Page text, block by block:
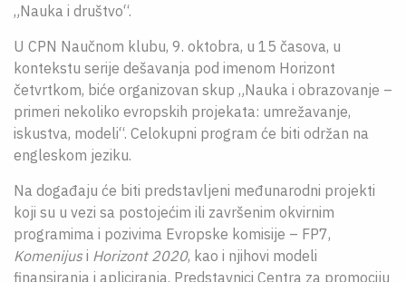
„Nauka i društvo“.
U CPN Naučnom klubu, 9. oktobra, u 15 časova, u
kontekstu serije dešavanja pod imenom Horizont
četvrtkom, biće organizovan skup „Nauka i obrazovanje –
primeri nekoliko evropskih projekata: umrežavanje,
iskustva, modeli“. Celokupni program će biti održan na
engleskom jeziku.
Na događaju će biti predstavljeni međunarodni projekti
koji su u vezi sa postojećim ili završenim okvirnim
programima i pozivima Evropske komisije – FP7,
Komenijusi Horizont 2020, kao i njihovi modeli
finansiranja i apliciranja. Predstavnici Centra za promociju